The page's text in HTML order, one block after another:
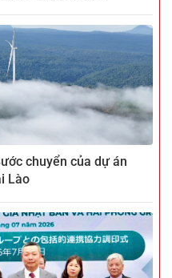
chuyển của dự án
Lào